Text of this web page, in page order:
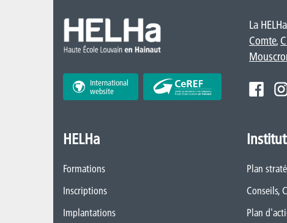
International
website
La
Comte,
HELHa
Formations
Inscriptions
Implantations
Plan
Conseils,
Plan